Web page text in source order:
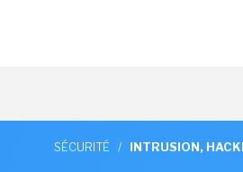
SÉCURITÉ / INTRUSION,